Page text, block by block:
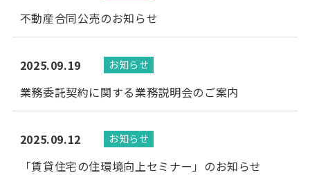
不動産合同公売のお知らせ
2025.09.19 お知らせ
業務委託契約に関する業務説明会のご案内
2025.09.12 お知らせ
「賃貸住宅の住環境向上セミナー」のお知らせ